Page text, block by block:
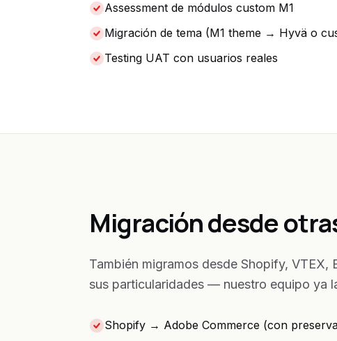
Assessment de módulos custom M1
Migración de tema (M1 theme → Hyvä o
Testing UAT con usuarios reales
Migración desde
También migramos desde Shopify,
sus particularidades — nuestro equipo ya
Shopify → Adobe Commerce (con